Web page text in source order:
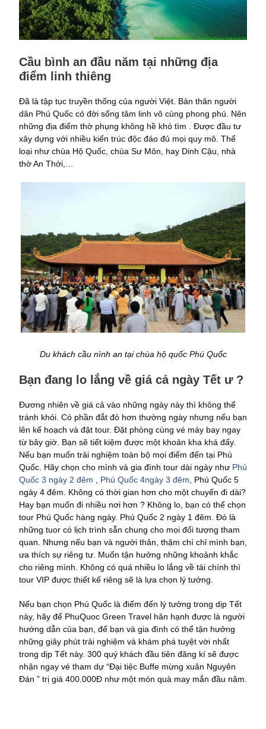
Cầu bình an đầu năm tại những địa
điểm linh thiêng
Đã là tập tục truyền thống của người Việt. Bản thân người
dân Phú Quốc có đời sống tâm linh vô cùng phong phú. Nên
những địa điểm thờ phụng không hề khó tìm . Được đầu tư
xây dựng với nhiều kiến trúc độc đáo đủ mọi quy mô. Thể
loại như chùa Hộ Quốc, chùa Sư Môn, hay Dinh Cậu, nhà
thờ An Thới,…
Du khách cầu nình an tại chùa hộ quốc Phú Quốc
Bạn đang lo lắng về giá cả ngày Tết ư ?
Đương nhiên về giá cả vào những ngày này thì không thể
tránh khỏi. Có phần đắt đỏ hơn thường ngày nhưng nếu bạn
lên kế hoạch và đặt tour. Đặt phòng cùng vé máy bay ngay
từ bây giờ. Bạn sẽ tiết kiệm được một khoản kha khá đấy.
Nếu bạn muốn trải nghiệm toàn bộ mọi điểm đến tại Phú
Quốc. Hãy chọn cho mình và gia đình tour dài ngày như Phú
Quốc 3 ngày 2 đêm
Phú Quốc 4ngày 3 đêm , Phú Quốc 5
ngày 4 đêm. Không có thời gian hơn cho một chuyến đi dài?
Hay bạn muốn đi nhiều nơi hơn ? Không lo, bạn có thể chọn
tour Phú Quốc hàng ngày. Phú Quốc 2 ngày 1 đêm. Đó là
những tuor có lịch trình sẵn chung cho mọi đối tượng tham
quan. Nhưng nếu bạn và người thân, thậm chí chỉ mình bạn,
ưa thích sự riêng tư. Muốn tận hưởng những khoảnh khắc
cho riêng mình. Không có quá nhiều lo lắng về tài chính thì
tour VIP được thiết kế riêng sẽ là lựa chọn lý tưởng.
Nếu bạn chọn Phú Quốc là điểm đến lý tưởng trong dịp Tết
này, hãy để PhuQuoc Green Travel hân hạnh được là người
hướng dẫn của bạn, để bạn và gia đình có thể tận hưởng
những giây phút trải nghiệm và khám phá tuyệt vời nhất
trong dịp Tết này. 300 quý khách đầu tiên đăng kí sẽ được
nhận ngay vé tham dự “Đại tiệc Buffe mừng xuân Nguyên
Đán ” trị giá 400.000Đ như một món quà may mắn đầu năm.